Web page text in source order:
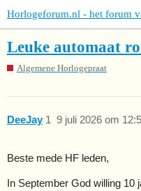
Horlogeforum.nl - het forum
Leuke automaat
Algemene Horlogepraat
DeeJay 9 juli 2026 om
1
Beste mede HF leden,
In September God willing 10